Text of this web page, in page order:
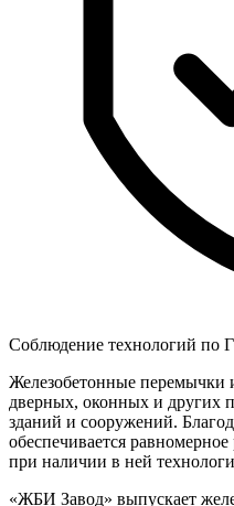
Соблюдение технологий по
Железобетонные перемычки
дверных, оконных и других
зданий и сооружений.
обеспечивается
при наличии в ней
«ЖБИ Завод» выпускает